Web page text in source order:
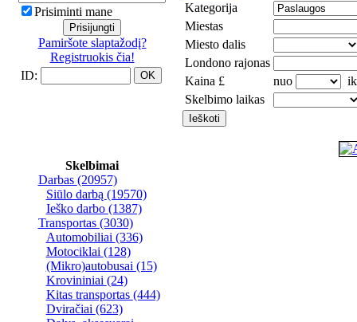
Prisiminti mane
Pamiršote slaptažodį?
Registruokis čia!
ID:
Skelbimai
Darbas (20957)
Siūlo darbą (19570)
Ieško darbo (1387)
Transportas (3030)
Automobiliai (336)
Motociklai (128)
(Mikro)autobusai (15)
Krovininiai (24)
Kitas transportas (444)
Dviračiai (623)
Kategorija
Miestas
Miesto dalis
Londono rajonas
Kaina £
nuo
Skelbimo laikas